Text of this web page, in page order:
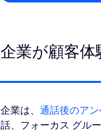
企業が顧客
企業は、 通話後のア
話、フォーカス グル